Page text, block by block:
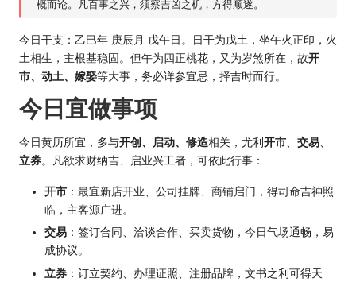
概而论。凡百事之兴，须察吉凶之机，方得顺遂。
今日干支：乙巳年 庚辰月 戊午日。日干为戊土，坐午火正印，火
土相生，主根基稳固。但午为四正桃花，又为岁煞所在，故开
市、动土、嫁娶等大事，务必详参宜忌，择吉时而行。
今日宜做事项
今日黄历所宜，多与开创、启动、修造相关，尤利 开市、 交易、
立券。凡欲求财纳吉、启业兴工者，可依此行事：
开市 ：最宜新店开业、公司挂牌、商铺启门，得司命吉神照
临，主客源广进。
交易 ：签订合同、洽谈合作、买卖货物，今日气场通畅，易
成协议。
立券 ：订立契约、办理证照、注册品牌，文书之利可得天